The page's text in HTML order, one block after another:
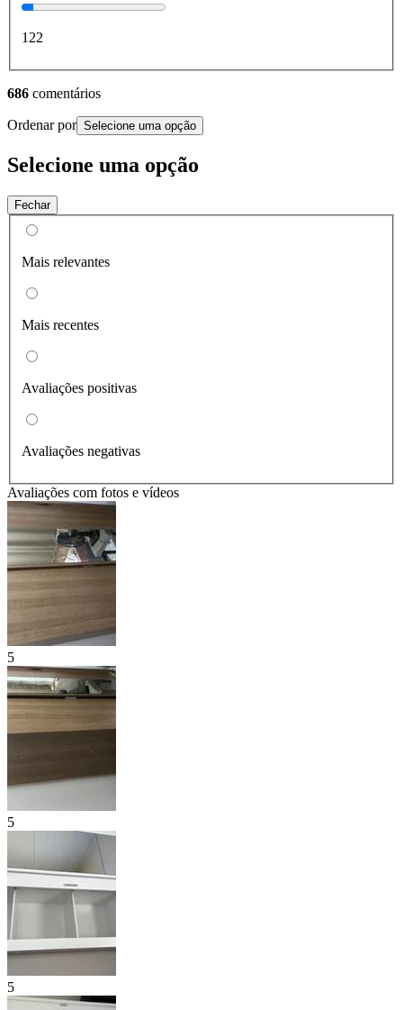
122
686 comentários
Ordenar por Selecione uma opção
Selecione uma opção
Fechar
Mais relevantes
Mais recentes
Avaliações positivas
Avaliações negativas
Avaliações com fotos e vídeos
5
5
5